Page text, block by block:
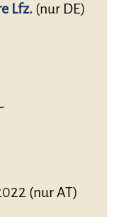
Lfz. (nur DE)
(nur AT)